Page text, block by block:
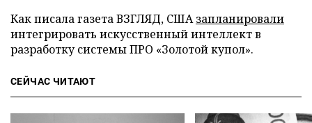
Как писала газета ВЗГЛЯД, СШАзапланировали
интегрировать искусственный интеллект в
разработку системы ПРО «Золотой купол».
СЕЙЧАС ЧИТАЮТ